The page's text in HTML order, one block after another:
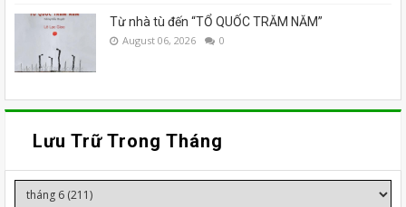
Từ nhà tù đến “TỔ QUỐC TRĂM NĂM”
August 06, 2026 0
Lưu Trữ Trong Tháng